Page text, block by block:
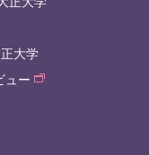
大学
ュー